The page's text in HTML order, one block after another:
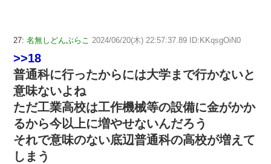
27: 名無しどんぶらこ 2024/06/20(木) 22:57:37.89 ID:KKqsgOiN0
>>18
普通科に行ったからには大学まで行かないと
意味ないよね
ただ工業高校は工作機械等の設備に金がかか
るから今以上に増やせないんだろう
それで意味のない底辺普通科の高校が増えて
しまう